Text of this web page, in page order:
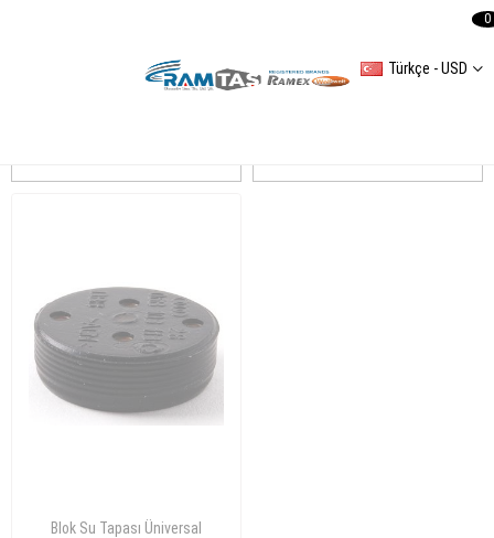
Türkçe - USD
0
Blok Su Tapası Üniversal